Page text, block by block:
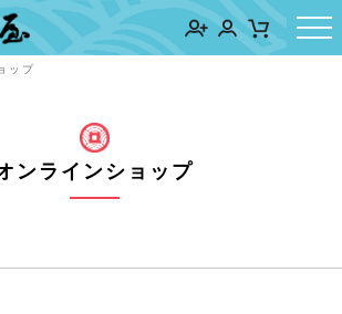
ップ
ンラインショップ